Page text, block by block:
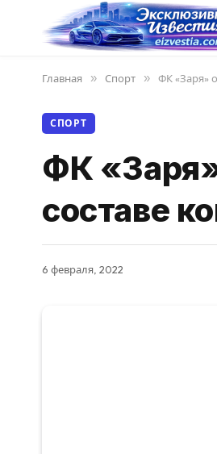
Главная » Спорт » ФК «Заря»
СПОРТ
ФК
составе
6 февраля, 2022